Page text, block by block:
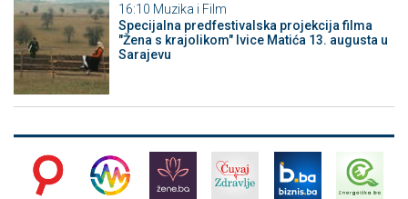
16:10 Muzika i Film
Specijalna predfestivalska projekcija filma
"Žena s krajolikom" Ivice Matića 13. augusta u
Sarajevu